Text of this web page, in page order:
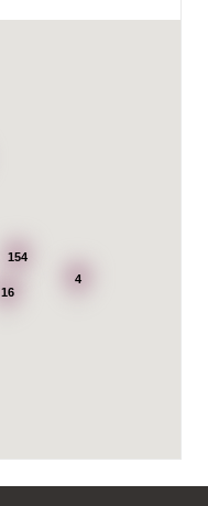
154
16
4